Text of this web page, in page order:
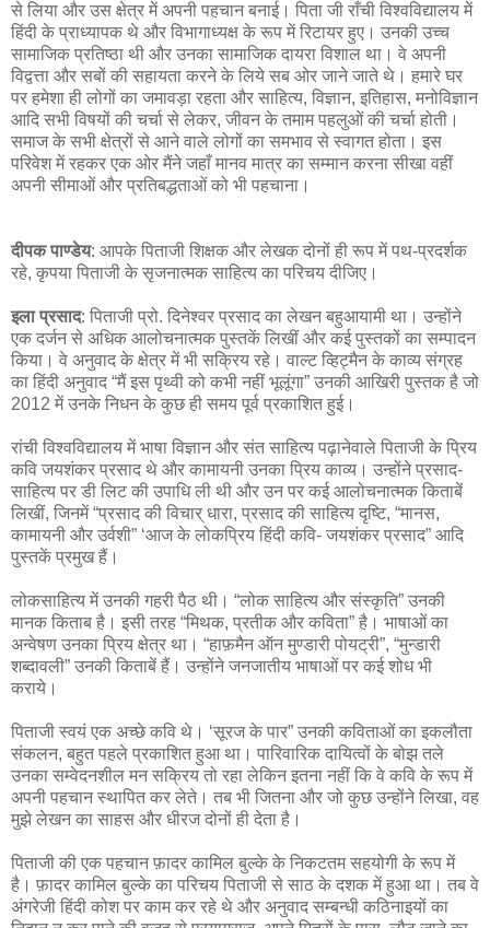
से लिया और उस क्षेत्र में अपनी पहचान बनाई। पिता जी राँची विश्वविद्यालय में
हिंदी के प्राध्यापक थे और विभागाध्यक्ष के रूप में रिटायर हुए। उनकी उच्च
सामाजिक प्रतिष्ठा थी और उनका सामाजिक दायरा विशाल था। वे अपनी
विद्वत्ता और सबों की सहायता करने के लिये सब ओर जाने जाते थे। हमारे घर
पर हमेशा ही लोगों का जमावड़ा रहता और साहित्य, विज्ञान, इतिहास, मनोविज्ञान
आदि सभी विषयों की चर्चा से लेकर, जीवन के तमाम पहलुओं की चर्चा होती।
समाज के सभी क्षेत्रों से आने वाले लोगों का समभाव से स्वागत होता। इस
परिवेश में रहकर एक ओर मैंने जहाँ मानव मात्र का सम्मान करना सीखा वहीं
अपनी सीमाओं और प्रतिबद्धताओं को भी पहचाना।
दीपक पाण्डेय: आपके पिताजी शिक्षक और लेखक दोनों ही रूप में पथ-प्रदर्शक
रहे, कृपया पिताजी के सृजनात्मक साहित्य का परिचय दीजिए।
इला प्रसाद: पिताजी प्रो. दिनेश्वर प्रसाद का लेखन बहुआयामी था। उन्होंने
एक दर्जन से अधिक आलोचनात्मक पुस्तकें लिखीं और कई पुस्तकों का सम्पादन
किया। वे अनुवाद के क्षेत्र में भी सक्रिय रहे। वाल्ट व्हिट्मैन के काव्य संग्रह
का हिंदी अनुवाद “मैं इस पृथ्वी को कभी नहीं भूलूंगा” उनकी आखिरी पुस्तक है जो
2012 में उनके निधन के कुछ ही समय पूर्व प्रकाशित हुई।
रांची विश्वविद्यालय में भाषा विज्ञान और संत साहित्य पढ़ानेवाले पिताजी के प्रिय
कवि जयशंकर प्रसाद थे और कामायनी उनका प्रिय काव्य। उन्होंने प्रसाद-
साहित्य पर डी लिट की उपाधि ली थी और उन पर कई आलोचनात्मक किताबें
लिखीं, जिनमें “प्रसाद की विचार् धारा, प्रसाद की साहित्य दृष्टि, “मानस,
कामायनी और उर्वशी” ‘आज के लोकप्रिय हिंदी कवि- जयशंकर प्रसाद” आदि
पुस्तकें प्रमुख हैं।
लोकसाहित्य में उनकी गहरी पैठ थी। “लोक साहित्य और संस्कृति” उनकी
मानक किताब है। इसी तरह “मिथक, प्रतीक और कविता” है। भाषाओं का
अन्वेषण उनका प्रिय क्षेत्र था। “हाफ़मैन ऑन मुण्डारी पोयट्री”, “मुन्डारी
शब्दावली” उनकी किताबें हैं। उन्होंने जनजातीय भाषाओं पर कई शोध भी
कराये।
पिताजी स्वयं एक अच्छे कवि थे। ‘सूरज के पार” उनकी कविताओं का इकलौता
संकलन, बहुत पहले प्रकाशित हुआ था। पारिवारिक दायित्वों के बोझ तले
उनका सम्वेदनशील मन सक्रिय तो रहा लेकिन इतना नहीं कि वे कवि के रूप में
अपनी पहचान स्थापित कर लेते। तब भी जितना और जो कुछ उन्होंने लिखा, वह
मुझे लेखन का साहस और धीरज दोनों ही देता है।
पिताजी की एक पहचान फ़ादर कामिल बुल्के के निकटतम सहयोगी के रूप में
है। फ़ादर कामिल बुल्के का परिचय पिताजी से साठ के दशक में हुआ था। तब वे
अंगरेजी हिंदी कोश पर काम कर रहे थे और अनुवाद सम्बन्धी कठिनाइयों का